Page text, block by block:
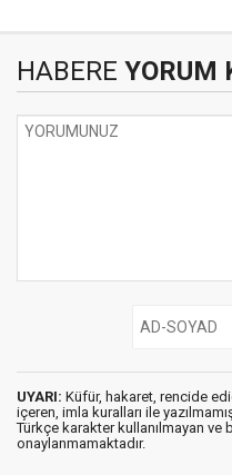
HABERE YORUM
UYARI: Küfür, hakaret, rencide
içeren, imla kuralları ile
Türkçe karakter kullanılmayan ve
onaylanmamaktadır.